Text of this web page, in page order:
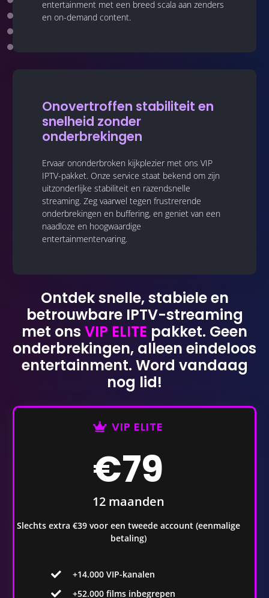
entertainment met een breed scala aan zenders
en on-demand content.
Onovertroffen stabiliteit en
snelheid zonder
onderbrekingen
Ervaar ononderbroken kijkplezier met ons VIP
IPTV-pakket. Onze service staat bekend om zijn
uitzonderlijke stabiliteit en razendsnelle
streaming. Zeg vaarwel tegen frustrerende
onderbrekingen en buffering, en geniet van een
naadloze en hoogwaardige
entertainmentervaring.
Ontdek snelle, stabiele en
betrouwbare IPTV-streaming
met ons VIP ELITE pakket. Geen
onderbrekingen, alleen eindeloos
entertainment. Word vandaag
nog lid!
VIP ELITE
€79
12 maanden
Slechts extra €39 voor een tweede account (eenmalige
betaling)
+14.000 VIP-kanalen
+52.000 films inbegrepen